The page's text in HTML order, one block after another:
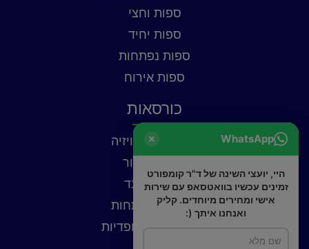
ספות וחצי
ספות יחיד
ספות נפתחות
ספות אירוח
כורסאות
כורסאות טלוויזיה
כורסאות עור
כורסאות בד
כורסאות נפתחות
כורסאות אורטופדיות
WhatsApp
היי, יועצי השינה של ד"ר קומפורט
זמינים עכשיו בוואטסאפ עם שירות
אישי ומחירים מיוחדים. קליק
ואנחנו איתך (: